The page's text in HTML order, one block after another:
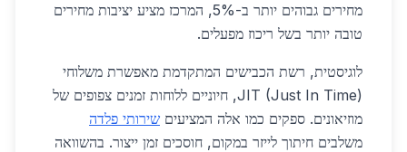
מחירים גבוהים יותר ב-5%, המרכז מציע יציבות מחירים
טובה יותר בשל ריכוז מפעלים.
לוגיסטית, רשת הכבישים המתקדמת מאפשרת משלוחי
JIT (Just In Time), חיוניים ללוחות זמנים צפופים של
מוזיאונים. ספקים כמו אלה המציעים שירותי פלדה
משלבים חיתוך לייזר במקום, חוסכים זמן ייצור. בהשוואה